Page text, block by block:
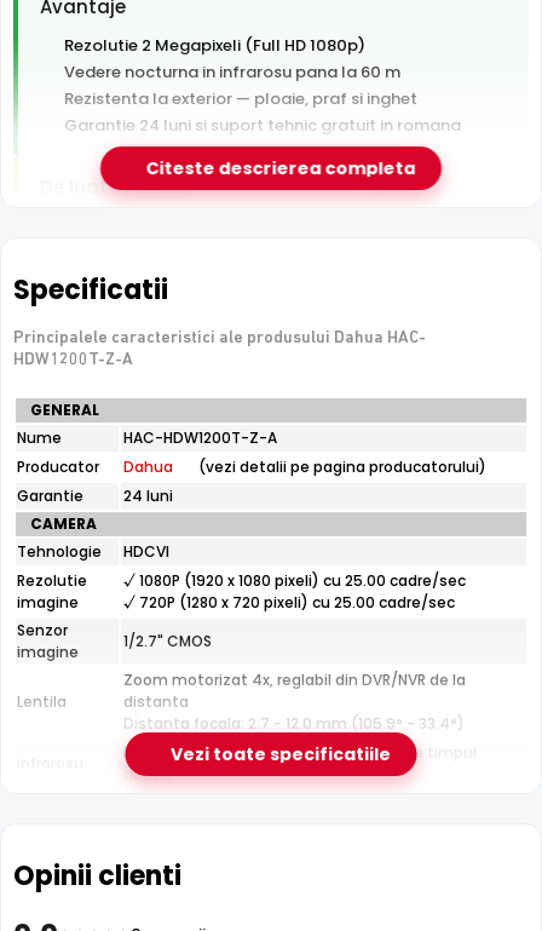
Avantaje
Rezolutie 2 Megapixeli (Full HD 1080p)
Vedere nocturna in infrarosu pana la 60 m
Rezistenta la exterior — ploaie, praf si inghet
Garantie 24 luni si suport tehnic gratuit in romana
De luat in calcul
e-Camere.ro recomanda acest produs pentru:
perimetre mari: curti, depozite, spatii industriale.
Infrarosu 60m
Dahua HAC-HDW1200T-Z-A dispune de iluminare
infrarosu cu raza de actiune de pana la
vizibilitate clara pe intuneric total. LED-urile IR sunt
invizibile ochiului uman si nu deranjeaza.
Citeste descrierea completa
Specificatii
Principalele caracteristici ale produsului Dahua HAC-
HDW1200T-Z-A
Specificatii
tehnice
Dahua
HAC-
HDW1200T-
Z-
A
GENERAL
Nume
HAC-HDW1200T-Z-A
Producator
Dahua
(vezi detalii pe pagina producatorului)
Garantie
24 luni
CAMERA
Tehnologie
HDCVI
Rezolutie
imagine
√ 1080P (1920 x 1080 pixeli) cu 25.00 cadre/sec
√ 720P (1280 x 720 pixeli) cu 25.00 cadre/sec
Senzor
imagine
1/2.7" CMOS
Lentila
Zoom motorizat 4x, reglabil din DVR/NVR de la
distanta
Distanta focala: 2.7 - 12.0 mm (105.9° - 33.4°)
Pana la 60 metri (pentru vizualizarea pe timpul
noptii)
Protectie
Exterior
Material
Vezi toate specificatiile
Opinii clienti